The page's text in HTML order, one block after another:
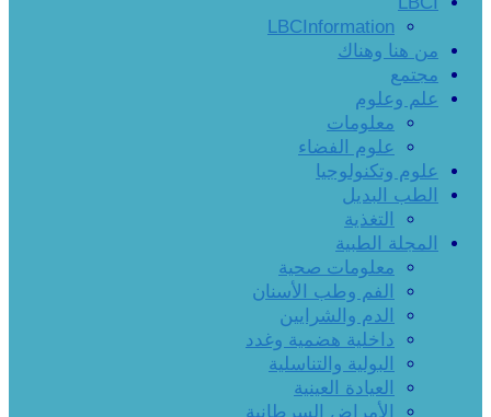
LBCInformation
من هنا وهناك
مجتمع
علم وعلوم
معلومات
علوم الفضاء
علوم وتكنولوجيا
الطب البديل
التغذية
المجلة الطبية
معلومات صحية
الفم وطب الأسنان
الدم والشرايين
داخلية هضمية وغدد
البولية والتناسلية
العيادة العينية
الأمراض السرطانية